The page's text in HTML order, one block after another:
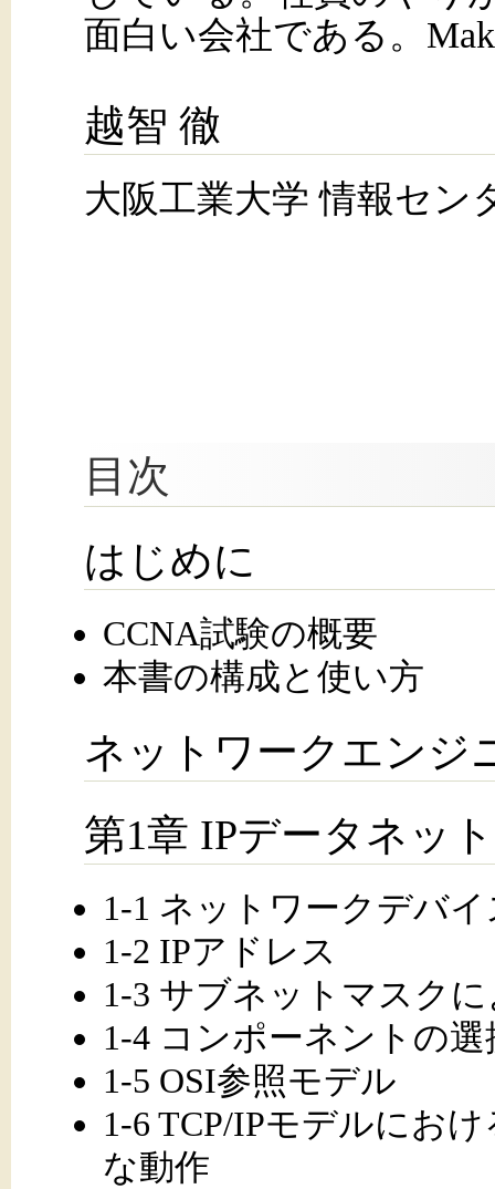
面白い会社である。
越智 徹
大阪工業大学 情報セン
目次
はじめに
CCNA試験の概要
本書の構成と使い方
ネットワークエンジ
第1章 IPデータネッ
1-1 ネットワークデバ
1-2 IPアドレス
1-3 サブネットマスク
1-4 コンポーネントの選
1-5 OSI参照モデル
1-6 TCP/IPモデルにお
な動作